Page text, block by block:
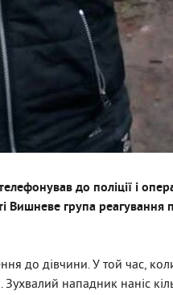
до поліції і
Вишневе група
до дівчини. У той час,
нападник наніс